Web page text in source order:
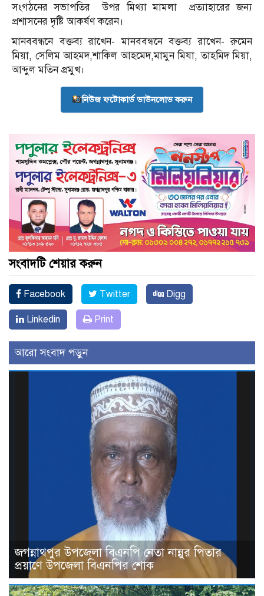
সংগঠনের সভাপতির
উপর মিথ্যা মামলা
প্রত্যাহারের জন্য
প্রশাসনের দৃষ্টি আকর্ষণ করেন।
মানববন্ধনে বক্তব্য রাখেন- মানববন্ধনে বক্তব্য রাখেন- রুমেন
মিয়া, সেলিম আহমদ,শাকিল আহমেদ,মামুন মিযা, তাহমিদ মিয়া,
আব্দুল মতিন প্রমুখ।
নিউজ ফটোকার্ড ডাউনলোড করুন
সংবাদটি শেয়ার করুন
Facebook Twitter Digg
Linkedin Print
আরো সংবাদ পড়ুন
জগন্নাথপুর উপজেলা বিএনপি নেতা নান্নুর পিতার
প্রয়াণে উপজেলা বিএনপির শোক